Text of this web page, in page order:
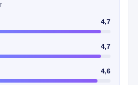
4,7
4,7
4,6